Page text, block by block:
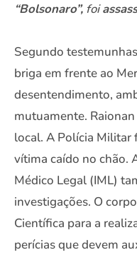
“Bolsonaro”, foi
Segundo
briga em frente ao
desentendimento,
mutuamente.
local. A Polícia Militar
vítima caído no chão.
Médico Legal (IML)
investigações. O
Científica para a
perícias que devem